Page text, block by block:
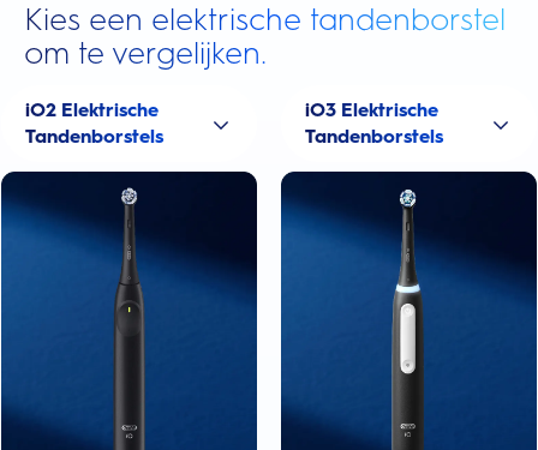
Kies een elektrische tandenborstel
om te vergelijken.
iO2 Elektrische
Tandenborstels
iO3 Elektrische
Tandenborstels